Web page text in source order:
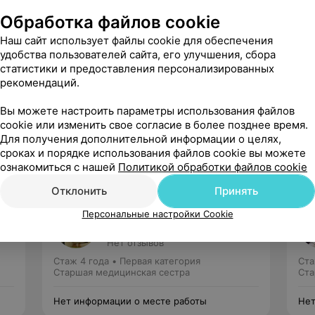
благодарность врачу Лецко
за чуткое отношение к пациентам,
советы ...
ЭверестДент
Вас за такой приятный и
отзыв! Мы стремимся, чтобы нашим
было комфортно и максимал...
Соловьева
Нет отзывов
Стаж 4 года • Первая категория
Старшая медицинская сестра
Нет информации о месте работы
Обработка файлов cookie
Наш сайт использует файлы cookie для обеспечения
удобства пользователей сайта, его улучшения, сбора
статистики и предоставления персонализированных
рекомендаций.
Вы можете настроить параметры использования файлов
cookie или изменить свое согласие в более позднее время.
Для получения дополнительной информации о целях,
сроках и порядке использования файлов cookie вы можете
ознакомиться с нашей Политикой обработки файлов cookie
Отклонить
Принять
Персональные настройки Cookie